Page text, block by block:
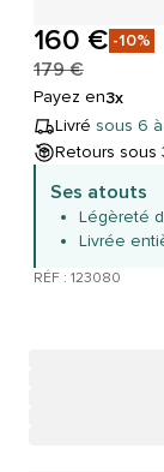
160 € -10%
179 €
Payez en3x
Livré sous 6
Retours sous
Ses atouts
Légèreté
Livrée
RÉF : 123080